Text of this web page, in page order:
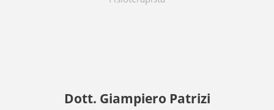
Dott. Giampiero Patrizi